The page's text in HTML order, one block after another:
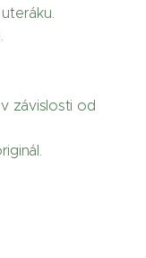
závislosti od